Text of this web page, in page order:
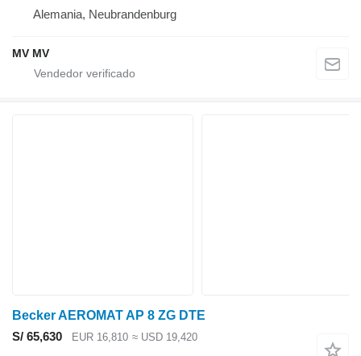
Alemania, Neubrandenburg
MV MV
Becker AEROMAT AP 8 ZG DTE
S/ 65,630
EUR 16,810 ≈ USD 19,420